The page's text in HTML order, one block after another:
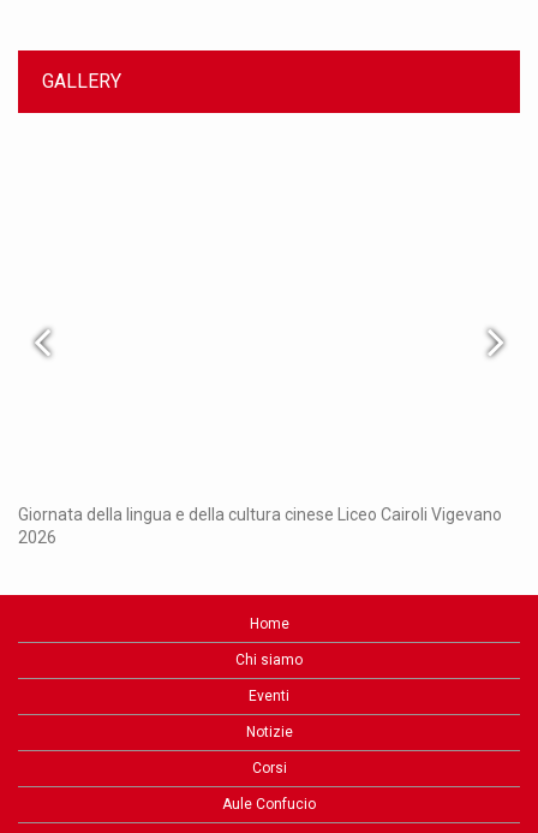
GALLERY
Giornata della lingua e della cultura cinese Liceo Cairoli Vigevano
2026
Home
Chi siamo
Eventi
Notizie
Corsi
Aule Confucio